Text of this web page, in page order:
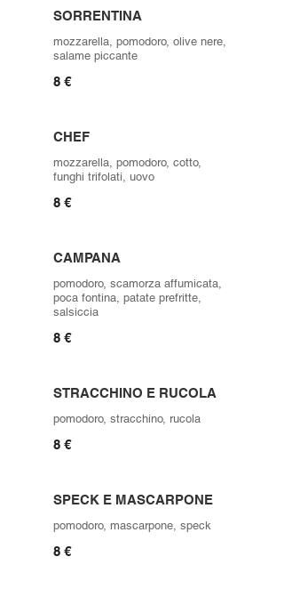
SORRENTINA
mozzarella, pomodoro, olive nere,
salame piccante
8 €
CHEF
mozzarella, pomodoro, cotto,
funghi trifolati, uovo
8 €
CAMPANA
pomodoro, scamorza affumicata,
poca fontina, patate prefritte,
salsiccia
8 €
STRACCHINO E RUCOLA
pomodoro, stracchino, rucola
8 €
SPECK E MASCARPONE
pomodoro, mascarpone, speck
8 €